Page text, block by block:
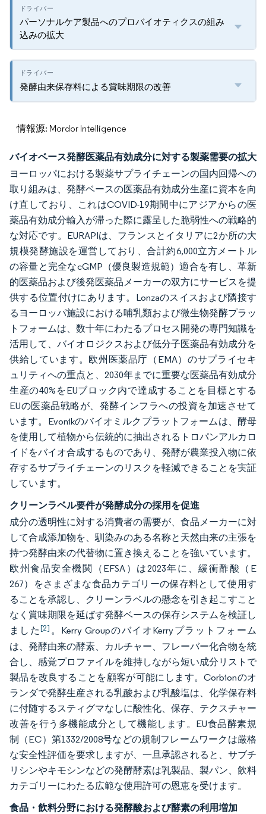
パーソナルケア製品へのプロバイオティクスの組み
込みの拡大
発酵由来保存料による賞味期限の改善
情報源: Mordor Intelligence
バイオベース発酵医薬品有効成分に対する製薬需要の拡大
ヨーロッパにおける製薬サプライチェーンの国内回帰への
取り組みは、発酵ベースの医薬品有効成分生産に資本を向
け直しており、これはCOVID-19期間中にアジアからの医
薬品有効成分輸入が滞った際に露呈した脆弱性への戦略的
な対応です。EURAPIは、フランスとイタリアに2か所の大
規模発酵施設を運営しており、合計約6,000立方メートル
の容量と完全なcGMP（優良製造規範）適合を有し、革新
的医薬品および後発医薬品メーカーの双方にサービスを提
供する位置付けにあります。Lonzaのスイスおよび隣接す
るヨーロッパ施設における哺乳類および微生物発酵プラッ
トフォームは、数十年にわたるプロセス開発の専門知識を
活用して、バイオロジクスおよび低分子医薬品有効成分を
供給しています。欧州医薬品庁（EMA）のサプライセキ
ュリティへの重点と、2030年までに重要な医薬品有効成分
生産の40%をEUブロック内で達成することを目標とする
EUの医薬品戦略が、発酵インフラへの投資を加速させて
います。Evonikのバイオミルクプラットフォームは、酵母
を使用して植物から伝統的に抽出されるトロパンアルカロ
イドをバイオ合成するものであり、発酵が農業投入物に依
存するサプライチェーンのリスクを軽減できることを実証
しています。
クリーンラベル要件が発酵成分の採用を促進
成分の透明性に対する消費者の需要が、食品メーカーに対
して合成添加物を、馴染みのある名称と天然由来の主張を
持つ発酵由来の代替物に置き換えることを強いています。
欧州食品安全機関（EFSA）は2023年に、緩衝酢酸（E
267）をさまざまな食品カテゴリーの保存料として使用す
ることを承認し、クリーンラベルの懸念を引き起こすこと
なく賞味期限を延ばす発酵ベースの保存システムを検証し
ました[2] 。Kerry GroupのバイオKerryプラットフォーム
は、発酵由来の酵素、カルチャー、フレーバー化合物を統
合し、感覚プロファイルを維持しながら短い成分リストで
製品を改良することを顧客が可能にします。Corbionのオ
ランダで発酵生産される乳酸および乳酸塩は、化学保存料
に付随するスティグマなしに酸性化、保存、テクスチャー
改善を行う多機能成分として機能します。EU食品酵素規
制（EC）第1332/2008号などの規制フレームワークは厳格
な安全性評価を要求しますが、一旦承認されると、サブチ
リシンやキモシンなどの発酵酵素は乳製品、製パン、飲料
カテゴリーにわたる広範な使用許可の恩恵を受けます。
食品・飲料分野における発酵酸および酵素の利用増加